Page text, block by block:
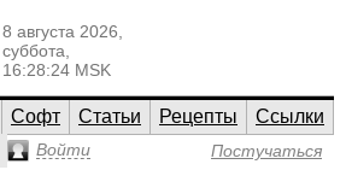
8 августа 2026,
суббота,
16:28:24 MSK
Софт Статьи Рецепты
Ссылки
Войти Постучаться